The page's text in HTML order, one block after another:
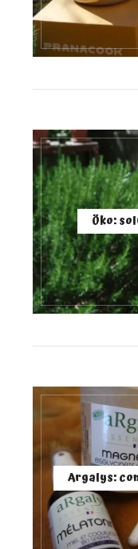
Öko:
Argalys: